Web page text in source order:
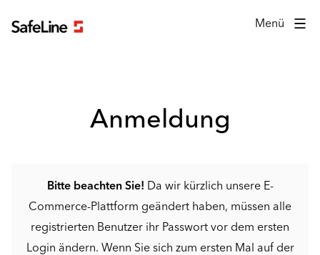
Menü
Anmeldung
Bitte beachten Sie! Da wir kürzlich unsere E-
Commerce-Plattform geändert haben, müssen alle
registrierten Benutzer ihr Passwort vor dem ersten
Login ändern. Wenn Sie sich zum ersten Mal auf der
Anmeldeformular